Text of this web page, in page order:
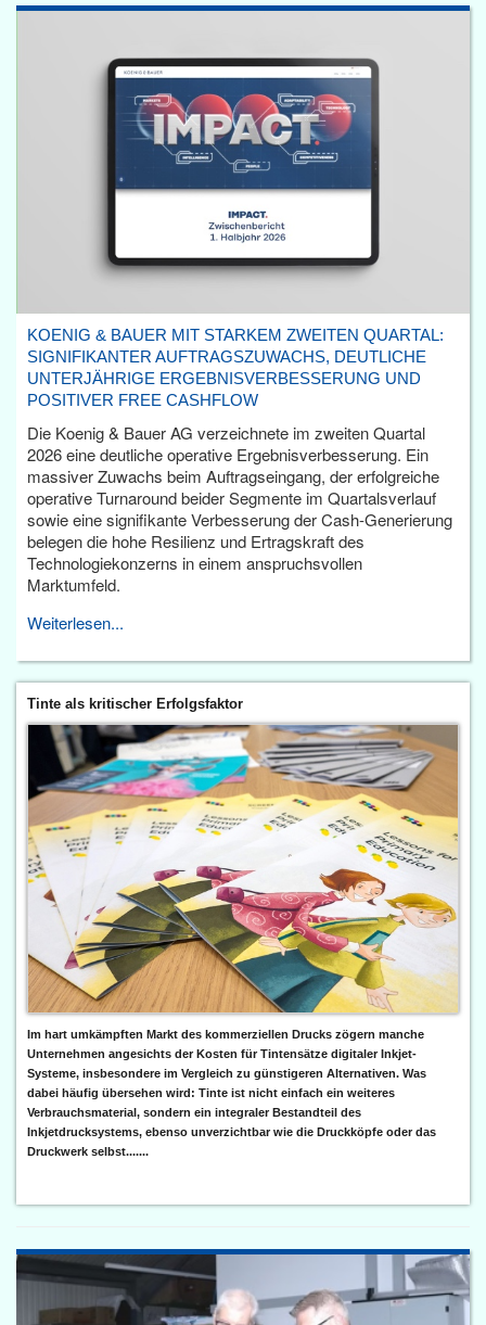
KOENIG & BAUER MIT STARKEM ZWEITEN QUARTAL:
SIGNIFIKANTER AUFTRAGSZUWACHS, DEUTLICHE
UNTERJÄHRIGE ERGEBNISVERBESSERUNG UND
POSITIVER FREE CASHFLOW
Die Koenig & Bauer AG verzeichnete im zweiten Quartal
2026 eine deutliche operative Ergebnisverbesserung. Ein
massiver Zuwachs beim Auftragseingang, der erfolgreiche
operative Turnaround beider Segmente im Quartalsverlauf
sowie eine signifikante Verbesserung der Cash-Generierung
belegen die hohe Resilienz und Ertragskraft des
Technologiekonzerns in einem anspruchsvollen
Marktumfeld.
Weiterlesen...
Tinte als kritischer Erfolgsfaktor
Im hart umkämpften Markt des kommerziellen Drucks zögern manche
Unternehmen angesichts der Kosten für Tintensätze digitaler Inkjet-
Systeme, insbesondere im Vergleich zu günstigeren Alternativen. Was
dabei häufig übersehen wird: Tinte ist nicht einfach ein weiteres
Verbrauchsmaterial, sondern ein integraler Bestandteil des
Inkjetdrucksystems, ebenso unverzichtbar wie die Druckköpfe oder das
Druckwerk selbst.......